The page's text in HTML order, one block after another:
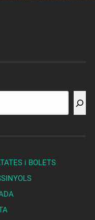
i BOLETS